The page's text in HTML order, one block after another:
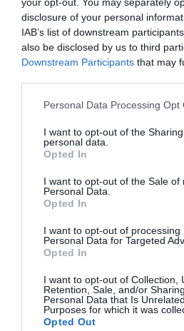
disclosure of your personal
IAB’s list of downstream
also be disclosed by us to third
Downstream Participants that may
Personal Data Processing Opt
I want to opt-out of the
personal data.
Opted In
I want to opt-out of the Sale of
Personal Data.
Opted In
I want to opt-out of processing
Personal Data for Targeted
Opted In
I want to opt-out of Collection,
Retention, Sale, and/or
Personal Data that Is
Purposes for which it was
Opted Out